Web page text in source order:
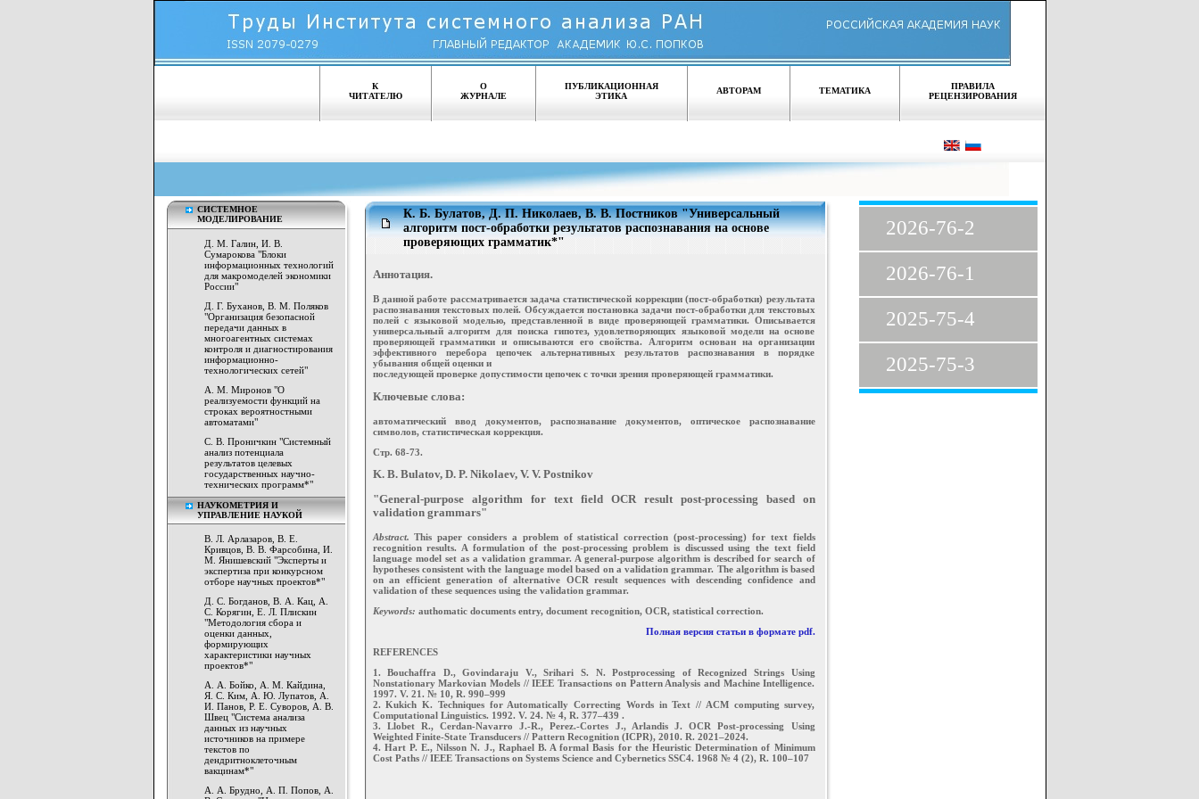
К
ЧИТАТЕЛЮ
О
ЖУРНАЛЕ
ПУБЛИКАЦИОННАЯ
ЭТИКА
АВТОРАМ ТЕМАТИКА
ПРАВИЛА
РЕЦЕНЗИРОВАНИЯ
СИСТЕМНОЕ
МОДЕЛИРОВАНИЕ
Д. М. Галин, И. В.
Сумарокова "Блоки
информационных технологий
для макромоделей экономики
России"
Д. Г. Буханов, В. М. Поляков
"Организация безопасной
передачи данных в
многоагентных системах
контроля и диагностирования
информационно-
технологических сетей"
А. М. Миронов "О
реализуемости функций на
строках вероятностными
автоматами"
С. В. Проничкин "Системный
анализ потенциала
результатов целевых
государственных научно-
технических программ*"
НАУКОМЕТРИЯ И
УПРАВЛЕНИЕ НАУКОЙ
В. Л. Арлазаров, В. Е.
Кривцов, В. В. Фарсобина, И.
М. Янишевский "Эксперты и
экспертиза при конкурсном
отборе научных проектов*"
Д. С. Богданов, В. А. Кац, А.
С. Корягин, Е. Л. Плискин
"Методология сбора и
оценки данных,
формирующих
характеристики научных
проектов*"
А. А. Бойко, А. М. Кайдина,
Я. С. Ким, А. Ю. Лупатов, А.
И. Панов, Р. Е. Суворов, А. В.
Швец "Система анализа
данных из научных
источников на примере
текстов по
дендритноклеточным
вакцинам*"
А. А. Брудно, А. П. Попов, А.
К. Б. Булатов, Д. П. Николаев, В. В. Постников "Универсальный
алгоритм пост-обработки результатов распознавания на основе
проверяющих грамматик*"
Аннотация.
В данной работе рассматривается задача статистической коррекции (пост-обработки) результата
распознавания текстовых полей. Обсуждается постановка задачи пост-обработки для текстовых
полей с языковой моделью, представленной в виде проверяющей грамматики. Описывается
универсальный алгоритм для поиска гипотез, удовлетворяющих языковой модели на основе
проверяющей грамматики и описываются его свойства. Алгоритм основан на организации
эффективного перебора цепочек альтернативных результатов распознавания в порядке
убывания общей оценки и
последующей проверке допустимости цепочек с точки зрения проверяющей грамматики.
Ключевые слова:
автоматический ввод документов, распознавание документов, оптическое распознавание
символов, статистическая коррекция.
Стр. 68-73.
K. B. Bulatov, D. P. Nikolaev, V. V. Postnikov
"General-purpose algorithm for text field OCR result post-processing based on
validation grammars"
Abstract. This paper considers a problem of statistical correction (post-processing) for text fields
recognition results. A formulation of the post-processing problem is discussed using the text field
language model set as a validation grammar. A general-purpose algorithm is described for search of
hypotheses consistent with the language model based on a validation grammar. The algorithm is based
on an efficient generation of alternative OCR result sequences with descending confidence and
validation of these sequences using the validation grammar.
Keywords: authomatic documents entry, document recognition, OCR, statistical correction.
Полная версия статьи в формате pdf.
REFERENCES
1. Bouchaffra D., Govindaraju V., Srihari S. N. Postprocessing of Recognized Strings Using
Nonstationary Markovian Models // IEEE Transactions on Pattern Analysis and Machine Intelligence.
1997. V. 21. № 10, R. 990–999
2. Kukich K. Techniques for Automatically Correcting Words in Text // ACM computing survey,
Computational Linguistics. 1992. V. 24. № 4, R. 377–439 .
3. Llobet R., Cerdan-Navarro J.-R., Perez.-Cortes J., Arlandis J. OCR Post-processing Using
Weighted Finite-State Transducers // Pattern Recognition (ICPR), 2010. R. 2021–2024.
4. Hart P. E., Nilsson N. J., Raphael B. A formal Basis for the Heuristic Determination of Minimum
Cost Paths // IEEE Transactions on Systems Science and Cybernetics SSC4. 1968 № 4 (2), R. 100–107
2026-76-2
2026-76-1
2025-75-4
2025-75-3